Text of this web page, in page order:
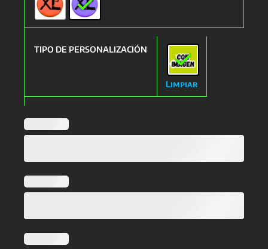
TIPO DE PERSONALIZACIÓN
Limpiar